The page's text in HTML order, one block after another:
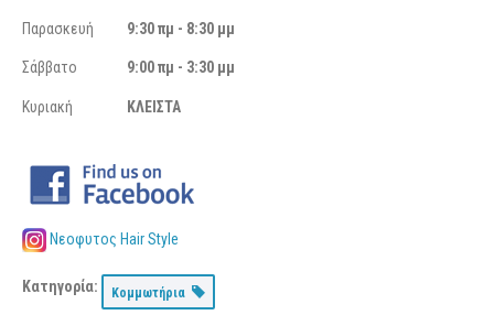
Παρασκευή 9:30 πμ - 8:30 μμ
Σάββατο 9:00 πμ - 3:30 μμ
Κυριακή ΚΛΕΙΣΤΑ
Νεοφυτος Hair Style
Κατηγορία: Κομμωτήρια